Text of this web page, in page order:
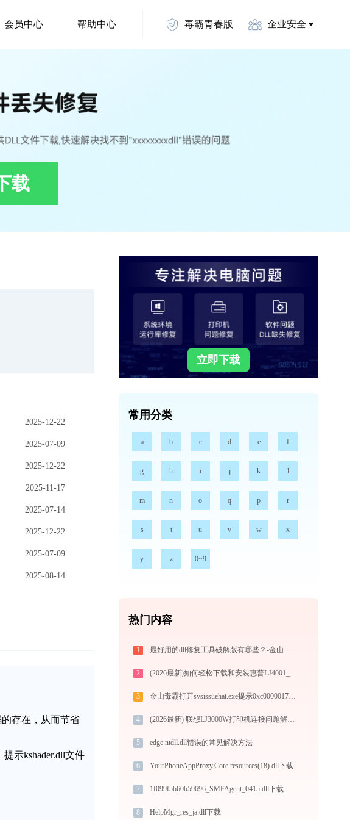
会员中心 帮助中心 毒霸青春版 企业安全
载
2025-12-22
2025-07-09
2025-12-22
2025-11-17
2025-07-14
2025-12-22
2025-07-09
2025-08-14
存在，从而节省
示kshader.dll文件
立即下载
常用分类
a b c d e f
g h i j k l
m n o q p r
s t u v w x
y z 0~9
热门内容
1 最好用的dll修复工具破解版有哪些？-金山毒霸
2 (2026最新)如何轻松下载和安装惠普LJ4001_4004打印机驱动？跟着这篇指南走
3 金山毒霸打开sysissuehat.exe提示0xc0000017错误码怎么办
4 (2026最新) 联想LJ3000W打印机连接问题解决方法 - 金山毒霸
5 edge ntdll.dll错误的常见解决方法
6 YourPhoneAppProxy.Core.resources(18).dll下载
7 1f099f5b60b59696_SMFAgent_0415.dll下载
8 HelpMgr_res_ja.dll下载